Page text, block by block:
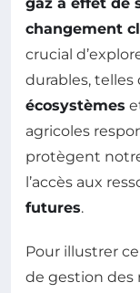
changement
crucial
durables, telles
écosystèmes
agricoles
protègent
l’accès aux
futures.
Pour illustrer
de gestion des